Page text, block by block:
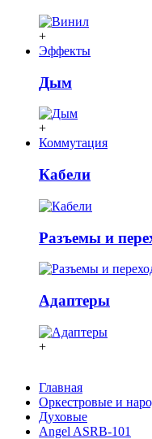
+
Эффекты
Дым
+
Коммутация
Кабели
Разъемы и
Адаптеры
+
Главная
Оркестровые и
Духовые
Angel ASRB-101